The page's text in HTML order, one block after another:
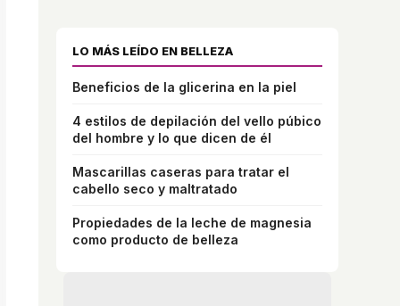
LO MÁS LEÍDO EN BELLEZA
Beneficios de la glicerina en la piel
4 estilos de depilación del vello púbico
del hombre y lo que dicen de él
Mascarillas caseras para tratar el
cabello seco y maltratado
Propiedades de la leche de magnesia
como producto de belleza